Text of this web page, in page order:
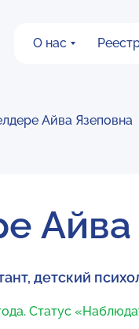
О нас
Айва Язеповна
Айва
детский
Статус